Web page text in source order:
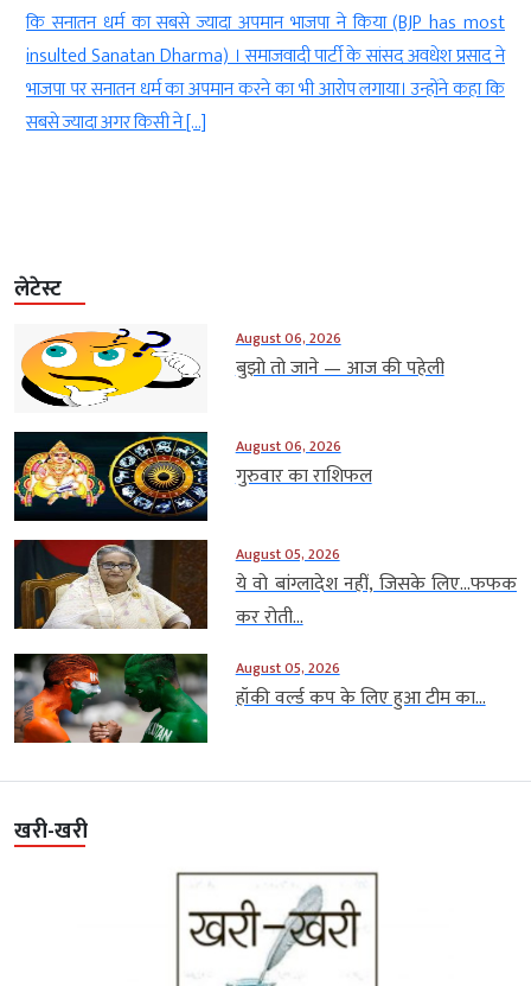
कि सनातन धर्म का सबसे ज्यादा अपमान भाजपा ने किया (BJP has most
insulted Sanatan Dharma) । समाजवादी पार्टी के सांसद अवधेश प्रसाद ने
भाजपा पर सनातन धर्म का अपमान करने का भी आरोप लगाया। उन्होंने कहा कि
सबसे ज्यादा अगर किसी ने […]
लेटेस्ट
August 06, 2026
बुझो तो जाने — आज की पहेली
August 06, 2026
गुरुवार का राशिफल
August 05, 2026
ये वो बांग्लादेश नहीं, जिसके लिए…फफक
कर रोती...
August 05, 2026
हॉकी वर्ल्ड कप के लिए हुआ टीम का...
खरी-खरी